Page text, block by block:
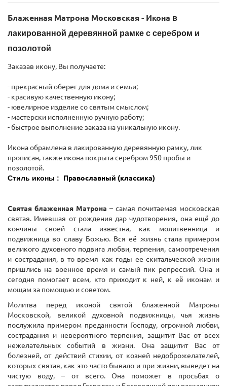
Блаженная Матрона Московская - Икона в
лакированной деревянной рамке с серебром и
позолотой
Заказав икону, Вы получаете:
- прекрасный оберег для дома и семьи;
- красивую качественную икону;
- ювелирное изделие со святым смыслом;
- мастерски исполненную ручную работу;
- быстрое выполнение заказа на уникальную икону.
Икона обрамлена в лакированную деревянную рамку, лик
прописан, также икона покрыта серебром 950 пробы и
позолотой.
Стиль иконы :
Православный (классика)
Святая блаженная Матрона – самая почитаемая московская
святая. Имевшая от рождения дар чудотворения, она ещё до
кончины своей стала известна, как молитвенница и
подвижница во славу Божью. Вся её жизнь стала примером
великого духовного подвига любви, терпения, самоотречения
и сострадания, в то время как годы ее скитальческой жизни
пришлись на военное время и самый пик репрессий. Она и
сегодня помогает всем, кто приходит к ней, к её иконам и
мощам за помощью и советом.
Молитва перед иконой святой блаженной Матроны
Московской, великой духовной подвижницы, чья жизнь
послужила примером преданности Господу, огромной любви,
сострадания и невероятного терпения, защитит Вас от всех
нежелательных событий в жизни. Она защитит Вас от
болезней, от действий стихии, от козней недоброжелателей,
которых святая, как это часто бывало и при жизни, выведет на
чистую воду, – от всего. Она поможет в просьбах о